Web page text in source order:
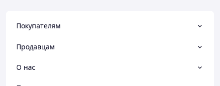
Покупателям
Продавцам
О нас